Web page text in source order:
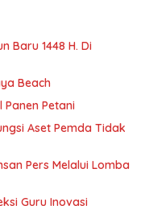
Baru 1448 H. Di
Beach
Petani
Aset Pemda Tidak
Pers Melalui Lomba
Guru Inovasi